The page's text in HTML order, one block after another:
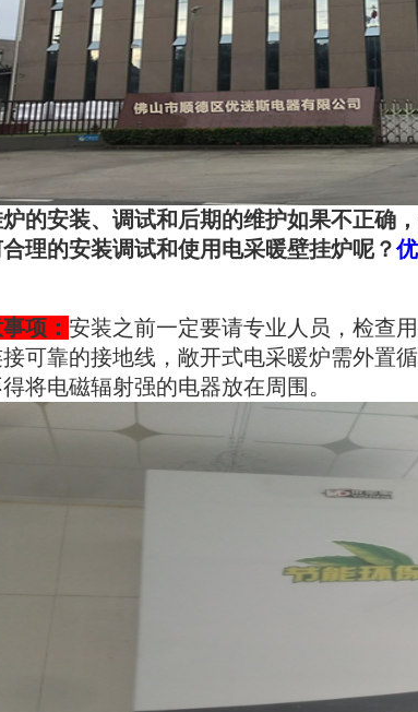
的安装、调试和后期的维护如果不正确
理的安装调试和使用电采暖壁挂炉呢？
项 ： 安装之前一定要请专业人员，检查
可靠的接地线，敞开式电采暖炉需外置
将电磁辐射强的电器放在周围。